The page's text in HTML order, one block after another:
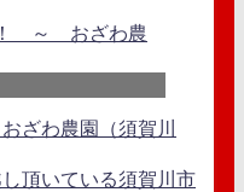
わ農園（須賀川
頂いている須賀川市